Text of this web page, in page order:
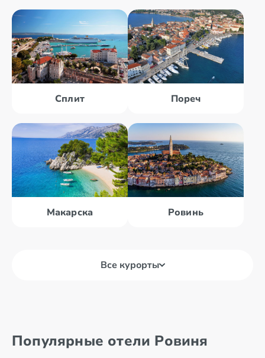
Сплит Пореч
Макарска Ровинь
Все курорты
Биоград Вела Лука
Популярные отели Ровиня